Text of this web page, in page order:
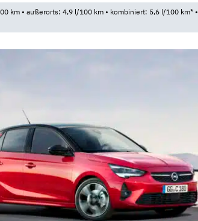
km • außerorts: 4,9 l/100 km • kombiniert: 5,6 l/100 km*